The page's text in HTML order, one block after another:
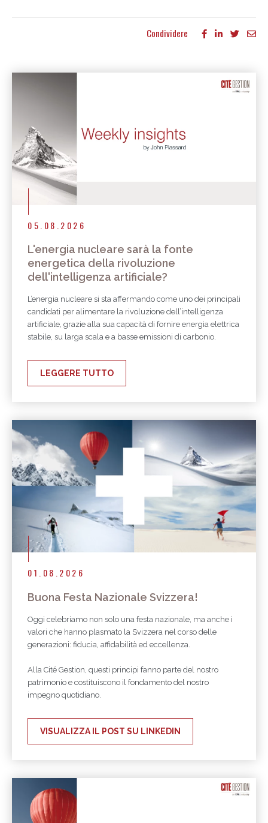
Condividere
05.08.2026
L'energia nucleare sarà la fonte
energetica della rivoluzione
dell'intelligenza artificiale?
L’energia nucleare si sta affermando come uno dei principali
candidati per alimentare la rivoluzione dell’intelligenza
artificiale, grazie alla sua capacità di fornire energia elettrica
stabile, su larga scala e a basse emissioni di carbonio.
LEGGERE TUTTO
01.08.2026
Buona Festa Nazionale Svizzera!
Oggi celebriamo non solo una festa nazionale, ma anche i
valori che hanno plasmato la Svizzera nel corso delle
generazioni: fiducia, affidabilità ed eccellenza.
Alla Cité Gestion, questi principi fanno parte del nostro
patrimonio e costituiscono il fondamento del nostro
impegno quotidiano.
VISUALIZZA IL POST SU LINKEDIN